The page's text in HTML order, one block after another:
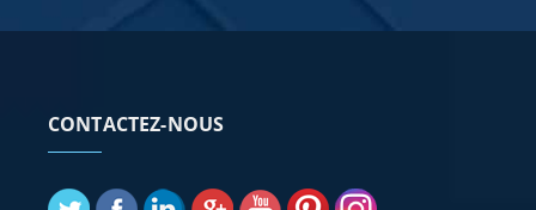
CONTACTEZ-NOUS